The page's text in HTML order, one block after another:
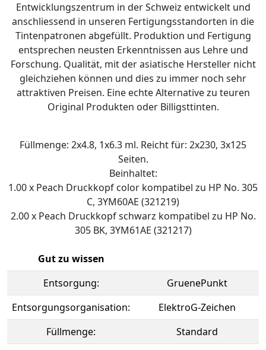
Entwicklungszentrum in der Schweiz entwickelt und
anschliessend in unseren Fertigungsstandorten in die
Tintenpatronen abgefüllt. Produktion und Fertigung
entsprechen neusten Erkenntnissen aus Lehre und
Forschung. Qualität, mit der asiatische Hersteller nicht
gleichziehen können und dies zu immer noch sehr
attraktiven Preisen. Eine echte Alternative zu teuren
Original Produkten oder Billigsttinten.
Füllmenge: 2x4.8, 1x6.3 ml. Reicht für: 2x230, 3x125
Seiten.
Beinhaltet:
1.00 x Peach Druckkopf color kompatibel zu HP No. 305
C, 3YM60AE (321219)
2.00 x Peach Druckkopf schwarz kompatibel zu HP No.
305 BK, 3YM61AE (321217)
Gut zu wissen
Entsorgung:
GruenePunkt
Entsorgungsorganisation:
ElektroG-Zeichen
Füllmenge:
Standard